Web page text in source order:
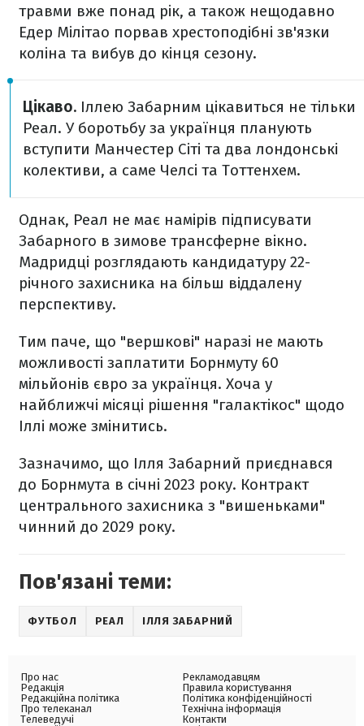
травми вже понад рік, а також нещодавно
Едер Мілітао порвав хрестоподібні зв'язки
коліна та вибув до кінця сезону.
Цікаво. Іллею Забарним цікавиться не тільки
Реал. У боротьбу за українця планують
вступити Манчестер Сіті та два лондонські
колективи, а саме Челсі та Тоттенхем.
Однак, Реал не має намірів підписувати
Забарного в зимове трансферне вікно.
Мадридці розглядають кандидатуру 22-
річного захисника на більш віддалену
перспективу.
Тим паче, що "вершкові" наразі не мають
можливості заплатити Борнмуту 60
мільйонів євро за українця. Хоча у
найближчі місяці рішення "галактікос" щодо
Іллі може змінитись.
Зазначимо, що Ілля Забарний приєднався
до Борнмута в січні 2023 року. Контракт
центрального захисника з "вишеньками"
чинний до 2029 року.
Пов'язані теми:
ФУТБОЛ РЕАЛ ІЛЛЯ ЗАБАРНИЙ
Про нас
Редакція
Редакційна політика
Про телеканал
Телеведучі
Рекламодавцям
Правила користування
Політика конфіденційності
Технічна інформація
Контакти